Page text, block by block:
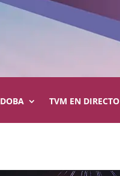
TVM EN DIRECTO